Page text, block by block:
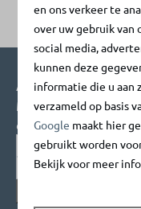
Aanmelden
Meld je aan voor
de hoogte!
en ons verkeer te
over uw gebruik van
social media,
kunnen deze
informatie die u aan
verzameld op basis
Google maakt hier
gebruikt worden
Bekijk voor meer